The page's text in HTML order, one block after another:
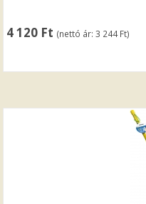
4 120 Ft (nettó ár:3 244Ft)